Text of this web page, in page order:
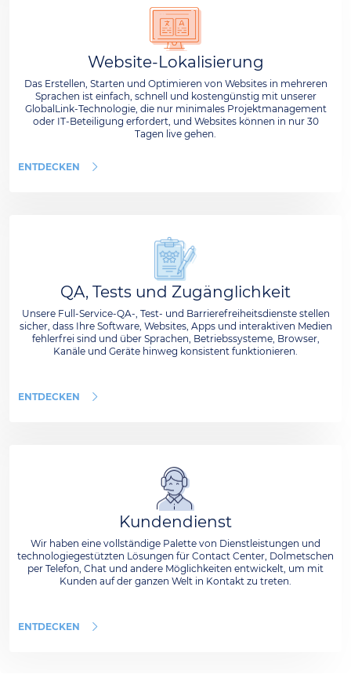
Website-Lokalisierung
Das Erstellen, Starten und Optimieren von Websites in mehreren
Sprachen ist einfach, schnell und kostengünstig mit unserer
GlobalLink-Technologie, die nur minimales Projektmanagement
oder IT-Beteiligung erfordert, und Websites können in nur 30
Tagen live gehen.
ENTDECKEN
QA, Tests und Zugänglichkeit
Unsere Full-Service-QA-, Test- und Barrierefreiheitsdienste stellen
sicher, dass Ihre Software, Websites, Apps und interaktiven Medien
fehlerfrei sind und über Sprachen, Betriebssysteme, Browser,
Kanäle und Geräte hinweg konsistent funktionieren.
ENTDECKEN
Kundendienst
Wir haben eine vollständige Palette von Dienstleistungen und
technologiegestützten Lösungen für Contact Center, Dolmetschen
per Telefon, Chat und andere Möglichkeiten entwickelt, um mit
Kunden auf der ganzen Welt in Kontakt zu treten.
ENTDECKEN